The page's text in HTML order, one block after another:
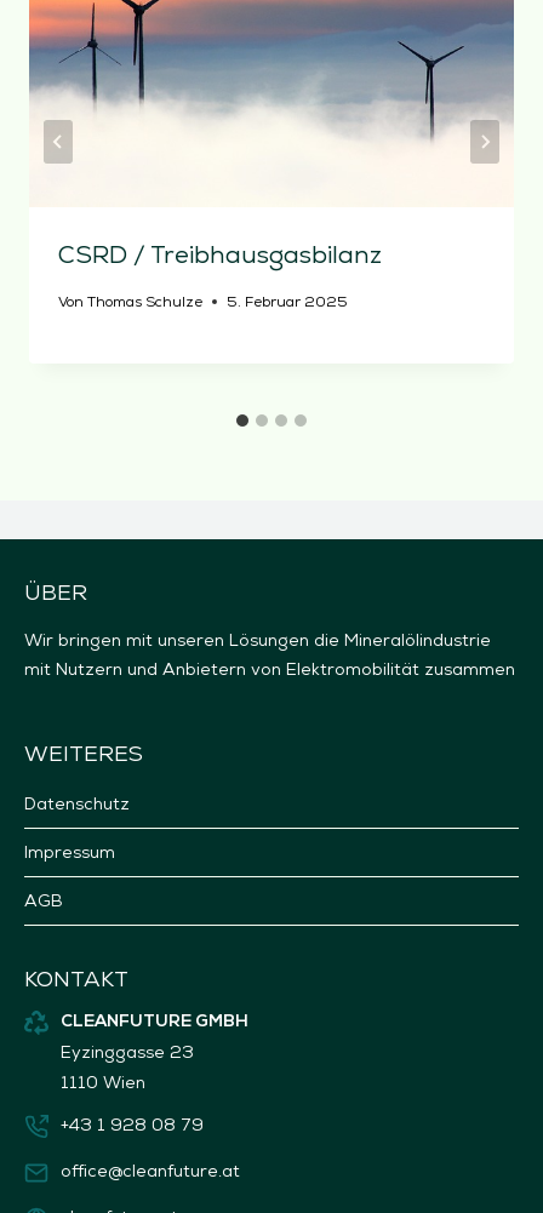
CSRD / Treibhausgasbilanz
Von Thomas Schulze 5. Februar 2025
ÜBER
Wir bringen mit unseren Lösungen die Mineralölindustrie
mit Nutzern und Anbietern von Elektromobilität zusammen
WEITERES
Datenschutz
Impressum
AGB
KONTAKT
CLEANFUTURE GMBH
Eyzinggasse 23
1110 Wien
+43 1 928 08 79
office@cleanfuture.at